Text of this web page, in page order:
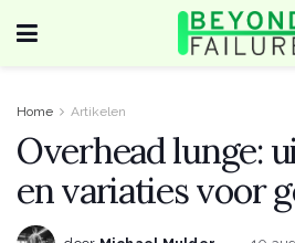
Home Artikelen
Overhead lunge:
en variaties voor